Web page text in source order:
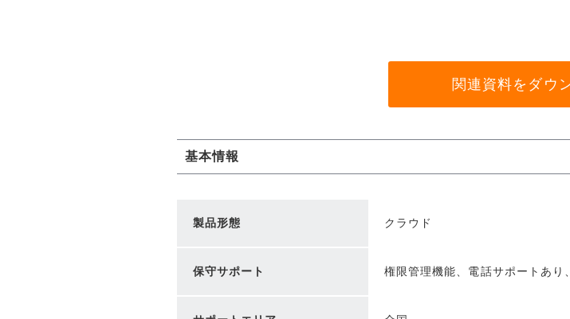
関連資料をダウ
基本情報
製品形態 クラウド
保守サポート 権限管理機能、電話サポートあり